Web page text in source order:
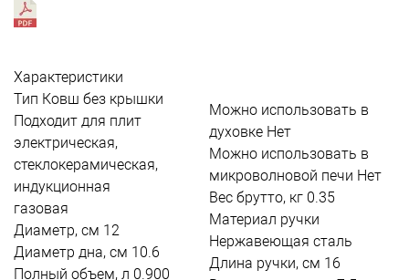
Характеристики
Тип Ковш без крышки
Подходит для плит
электрическая,
стеклокерамическая,
индукционная
газовая
Диаметр, см 12
Диаметр дна, см 10.6
Полный объем, л 0.900
Можно использовать в
духовке Нет
Можно использовать в
микроволновой печи Нет
Вес брутто, кг 0.35
Материал ручки
Нержавеющая сталь
Длина ручки, см 16